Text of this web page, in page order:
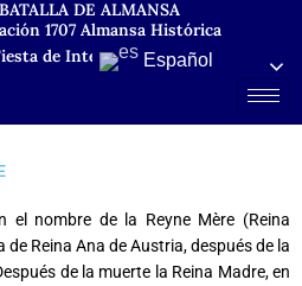
BATALLA DE ALMANSA
1707 Almansa Histórica
de Interés Turístico Regional
el nombre de la Reyne Mère (Reina
Reina Ana de Austria, después de la
de la muerte la Reina Madre, en
Español